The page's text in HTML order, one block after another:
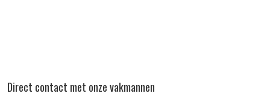
Direct contact met onze vakmannen